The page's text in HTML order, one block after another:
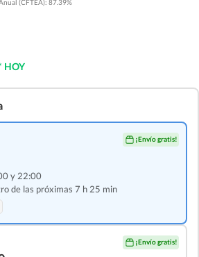
(CFTEA): 87.39%
HOY
¡Envío gratis!
y 22:00
de las próximas 7 h 25 min
¡Envío gratis!